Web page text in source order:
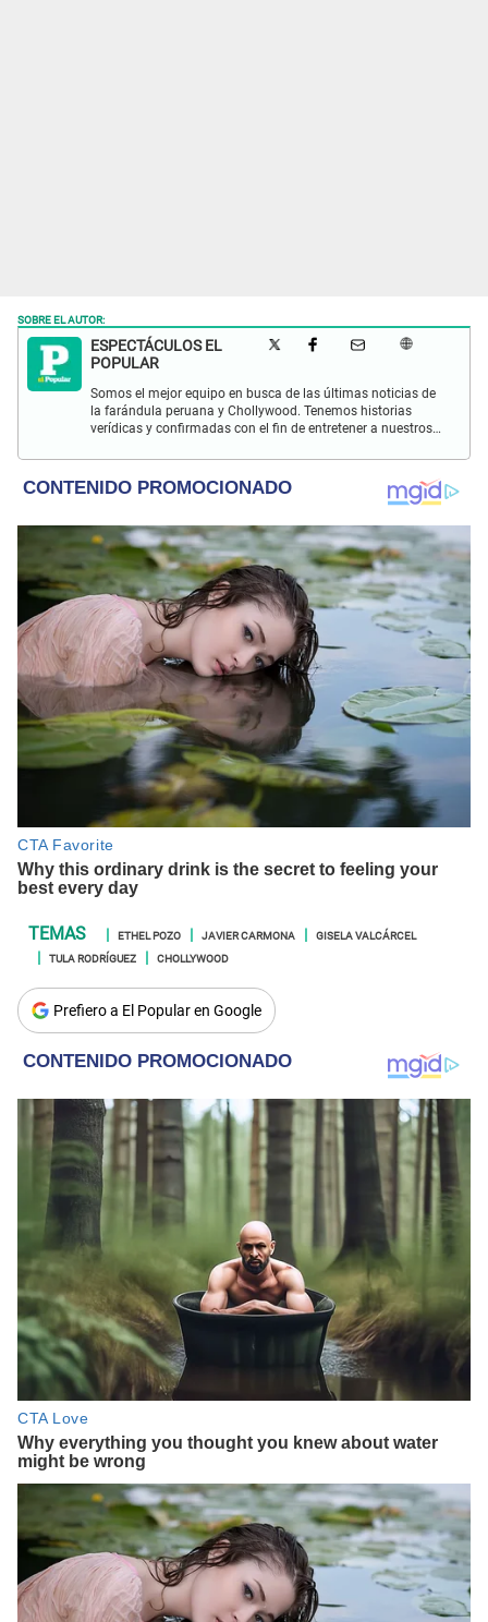
SOBRE EL AUTOR:
ESPECTÁCULOS EL
POPULAR
Somos el mejor equipo en busca de las últimas noticias de
la farándula peruana y Chollywood. Tenemos historias
verídicas y confirmadas con el fin de entretener a nuestros
ETHEL POZO JAVIER CARMONA
GISELA VALCÁRCEL
TULA RODRÍGUEZ
CHOLLYWOOD
Prefiero a El Popular en Google